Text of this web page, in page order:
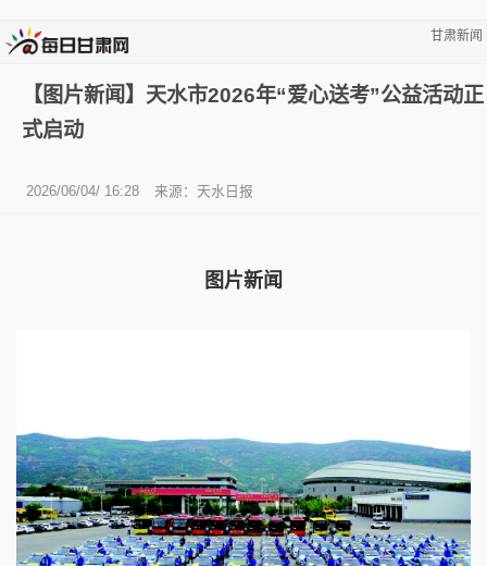
甘肃新闻
【图片新闻】天水市2026年“爱心送考”公益活动正
式启动
2026/06/04/ 16:28 来源：天水日报
图片新闻